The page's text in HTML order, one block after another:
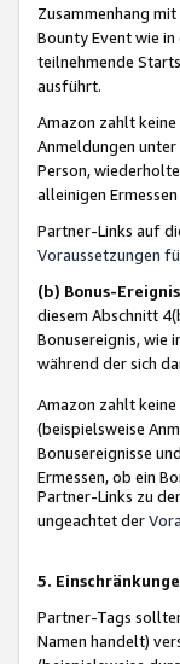
Zusammenhang mit „
Bounty Event wie
teilnehmende
ausführt.
Amazon zahlt
Anmeldungen
Person,
alleinigen
Partner-Links auf
Voraussetzungen
(b) Bonus-
diesem Abschnitt
Bonusereignis, wie
während der sich
Amazon zahlt
(beispielsweise
Bonusereignisse
Ermessen, ob ein
Partner-Links zu
ungeachtet der
5.
Partner-Tags
Namen handelt)